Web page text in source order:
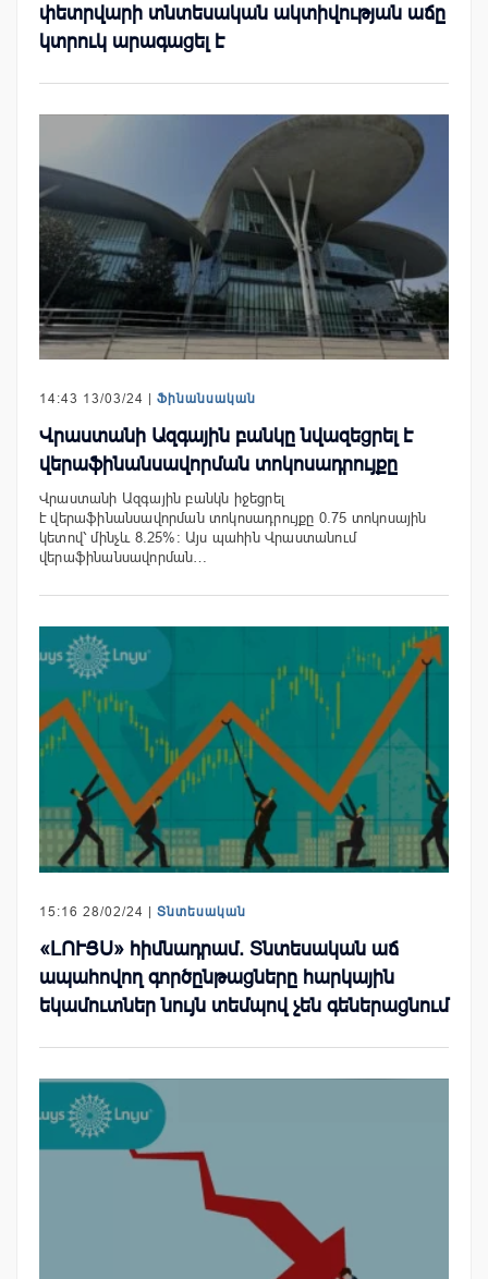
փետրվարի տնտեսական ակտիվության աճը
կտրուկ արագացել է
14:43 13/03/24 | Ֆինանսական
Վրաստանի Ազգային բանկը նվազեցրել է
վերաֆինանսավորման տոկոսադրույքը
Վրաստանի Ազգային բանկն իջեցրել
է վերաֆինանսավորման տոկոսադրույքը 0.75 տոկոսային
կետով՝ մինչև 8.25%։ Այս պահին Վրաստանում
վերաֆինանսավորման…
15:16 28/02/24 | Տնտեսական
«ԼՈՒՅՍ» հիմնադրամ. Տնտեսական աճ
ապահովող գործընթացները հարկային
եկամուտներ նույն տեմպով չեն գեներացնում